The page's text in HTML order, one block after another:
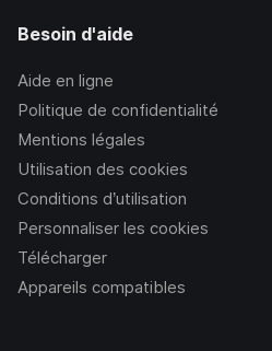
Besoin d'aide
Aide en ligne
Politique de confidentialité
Mentions légales
Utilisation des cookies
Conditions d’utilisation
Personnaliser les cookies
Télécharger
Appareils compatibles